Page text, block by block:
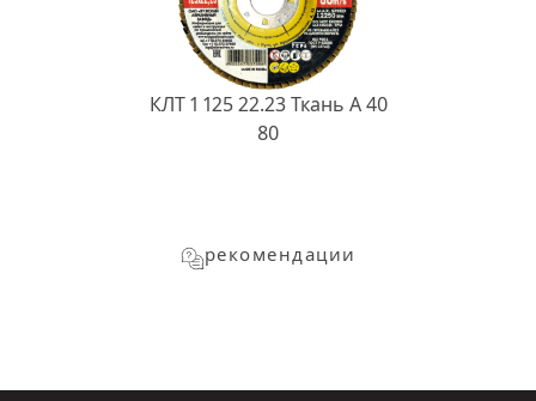
КЛТ 1 125 22.23 Ткань A 40
80
рекомендации